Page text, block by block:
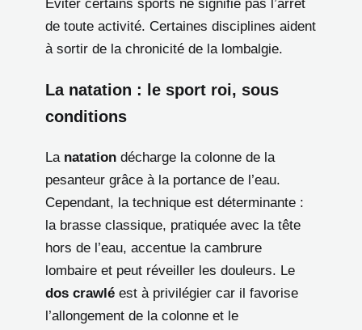
Éviter certains sports ne signifie pas l’arrêt
de toute activité. Certaines disciplines aident
à sortir de la chronicité de la lombalgie.
La natation : le sport roi, sous
conditions
La natation décharge la colonne de la
pesanteur grâce à la portance de l’eau.
Cependant, la technique est déterminante :
la brasse classique, pratiquée avec la tête
hors de l’eau, accentue la cambrure
lombaire et peut réveiller les douleurs. Le
dos crawlé est à privilégier car il favorise
l’allongement de la colonne et le